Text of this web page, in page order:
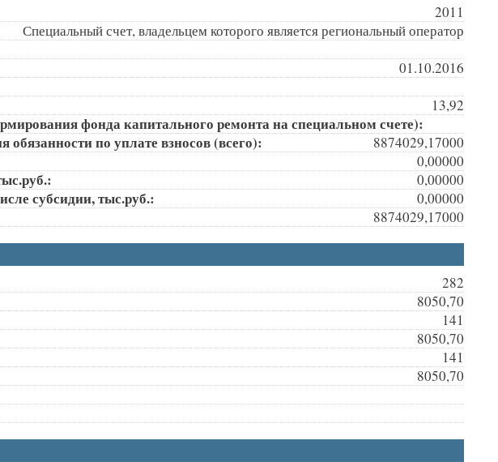
2011
Специальный счет, владельцем которого является региональный оператор
01.10.2016
13,92
фонда капитального ремонта на специальном счете):
по уплате взносов (всего):
8874029,17000
0,00000
0,00000
субсидии, тыс.руб.: 0,00000
8874029,17000
282
8050,70
141
8050,70
141
8050,70